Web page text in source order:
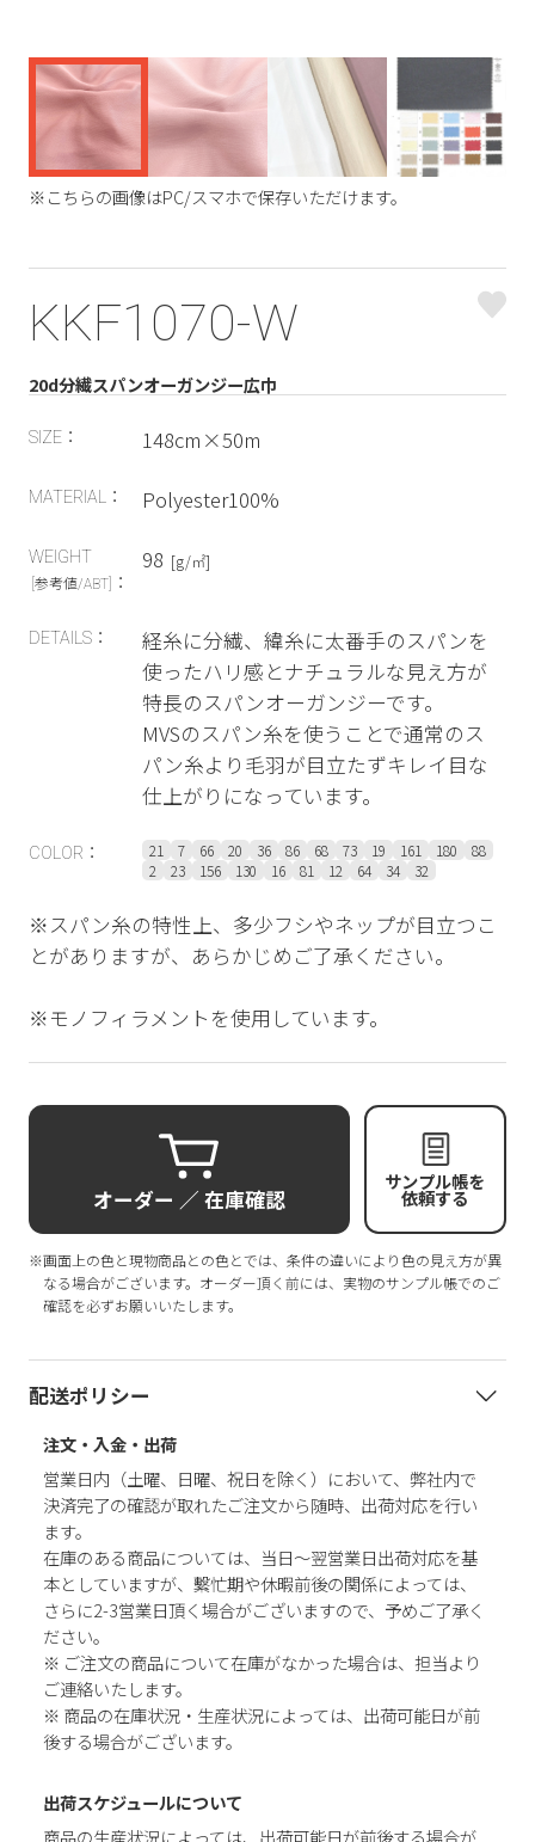
※こちらの画像はPC/スマホで保存いただけます。
KKF1070-W
20d分繊スパンオーガンジー広巾
SIZE： 148cm×50m
MATERIAL： Polyester100%
WEIGHT
[参考値/ABT] ：
98 [g/㎡]
DETAILS：
経糸に分繊、緯糸に太番手のスパンを
使ったハリ感とナチュラルな見え方が
特長のスパンオーガンジーです。
MVSのスパン糸を使うことで通常のス
パン糸より毛羽が目立たずキレイ目な
仕上がりになっています。
COLOR： 21 7 66 20 36 86 68 73 19 161 180
88
2
23 156 130 16 81 12 64 34 32
※スパン糸の特性上、多少フシやネップが目立つこ
とがありますが、あらかじめご了承ください。
※モノフィラメントを使用しています。
オーダー ／ 在庫確認
サンプル帳を
依頼する
※画面上の色と現物商品との色とでは、条件の違いにより色の見え方が異
なる場合がございます。オーダー頂く前には、実物のサンプル帳でのご
確認を必ずお願いいたします。
配送ポリシー
注文・入金・出荷
営業日内（土曜、日曜、祝日を除く）において、弊社内で
決済完了の確認が取れたご注文から随時、出荷対応を行い
ます。
在庫のある商品については、当日～翌営業日出荷対応を基
本としていますが、繫忙期や休暇前後の関係によっては、
さらに2-3営業日頂く場合がございますので、予めご了承く
ださい。
※ ご注文の商品について在庫がなかった場合は、担当より
ご連絡いたします。
※ 商品の在庫状況・生産状況によっては、出荷可能日が前
後する場合がございます。
出荷スケジュールについて
商品の生産状況によっては、出荷可能日が前後する場合が